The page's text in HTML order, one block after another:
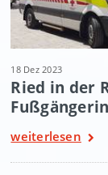
18 Dez 2023
Ried in der
Fußgängerin
weiterlesen